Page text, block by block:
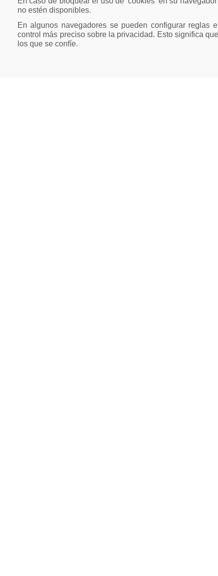
no estén disponibles.
En algunos navegadores se pueden configurar reglas
control más preciso sobre la privacidad. Esto significa
los que se confíe.